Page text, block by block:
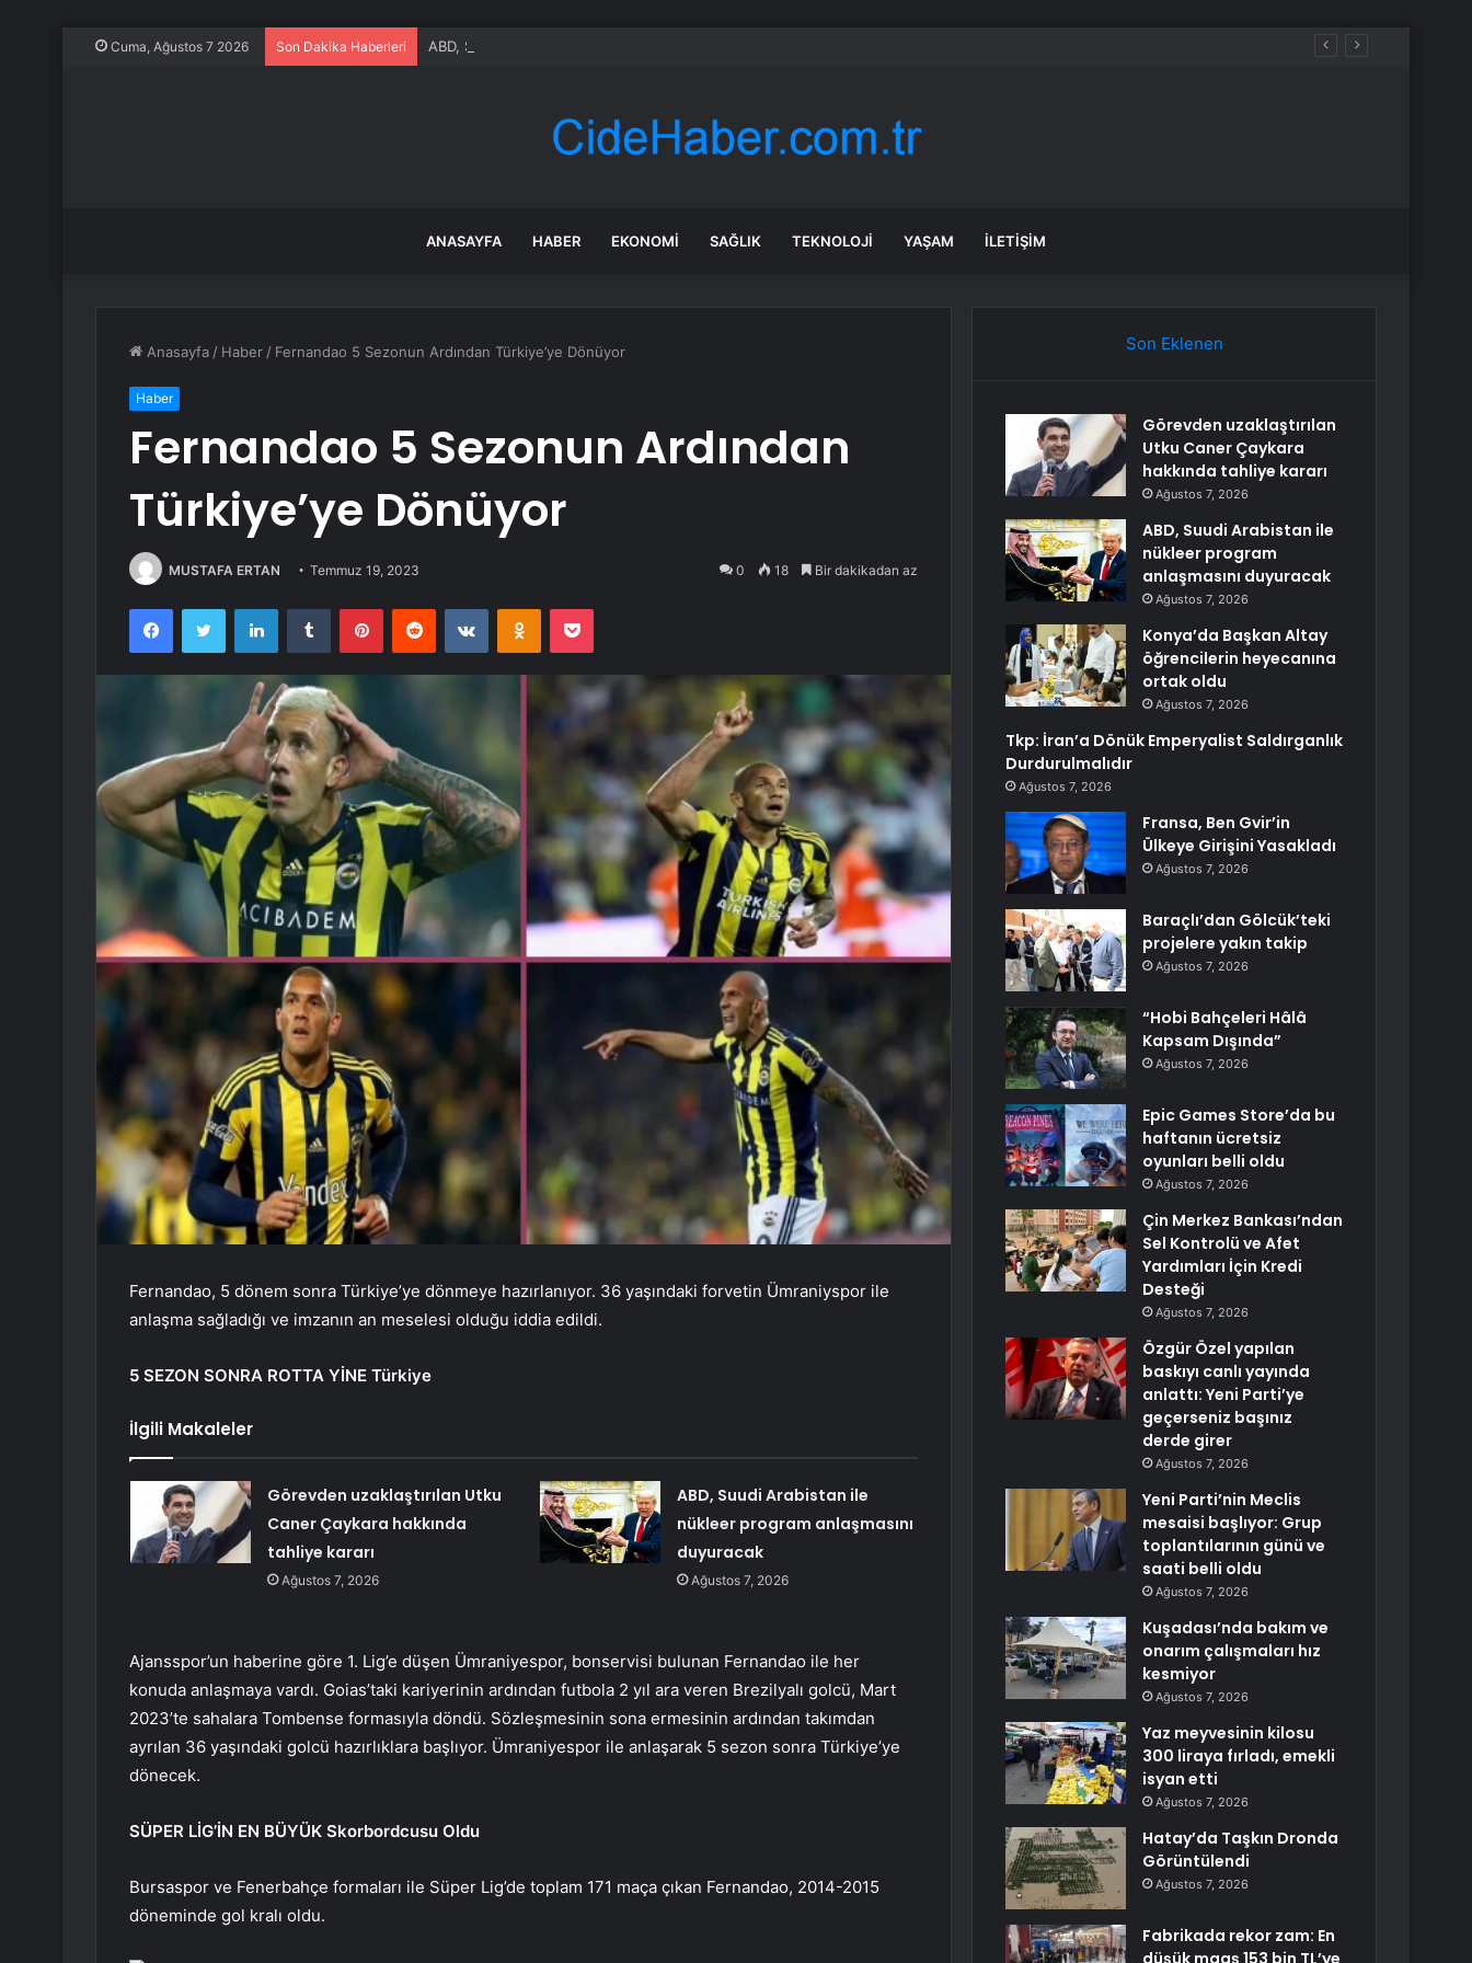
Cuma, Ağustos 7 2026 Son Dakika Haberleri ABD, Suudi Arabistan ile nükleer program anlaşmasını duyuracak
ANASAYFA HABER EKONOMI SAĞLIK TEKNOLOJI YAŞAM İLETIŞIM
Anasayfa / Haber / Fernandao 5 Sezonun Ardından Türkiye’ye Dönüyor
Haber
Fernandao 5 Sezonun Ardından
Türkiye’ye Dönüyor
MUSTAFA ERTAN Temmuz 19, 2023 0 18 Bir dakikadan az
FacebookTwitter LinkedInTumblr PinterestReddit VKontakteOdnoklassniki
Pocket
Fernandao, 5 dönem sonra Türkiye’ye dönmeye hazırlanıyor. 36 yaşındaki forvetin Ümraniyspor ile
anlaşma sağladığı ve imzanın an meselesi olduğu iddia edildi.
5 SEZON SONRA ROTTA YİNE Türkiye
İlgili Makaleler
Görevden uzaklaştırılan Utku
Caner Çaykara hakkında
tahliye kararı
Ağustos 7, 2026
ABD, Suudi Arabistan ile
nükleer program anlaşmasını
duyuracak
Ağustos 7, 2026
Ajansspor’un haberine göre 1. Lig’e düşen Ümraniyespor, bonservisi bulunan Fernandao ile her
konuda anlaşmaya vardı. Goias’taki kariyerinin ardından futbola 2 yıl ara veren Brezilyalı golcü, Mart
2023’te sahalara Tombense formasıyla döndü. Sözleşmesinin sona ermesinin ardından takımdan
ayrılan 36 yaşındaki golcü hazırlıklara başlıyor. Ümraniyespor ile anlaşarak 5 sezon sonra Türkiye’ye
dönecek.
SÜPER LİG’İN EN BÜYÜK Skorbordcusu Oldu
Bursaspor ve Fenerbahçe formaları ile Süper Lig’de toplam 171 maça çıkan Fernandao, 2014-2015
döneminde gol kralı oldu.
Son Eklenen
Görevden uzaklaştırılan
Utku Caner Çaykara
hakkında tahliye kararı
Ağustos 7, 2026
ABD, Suudi Arabistan ile
nükleer program
anlaşmasını duyuracak
Ağustos 7, 2026
Konya’da Başkan Altay
öğrencilerin heyecanına
ortak oldu
Ağustos 7, 2026
Tkp: İran’a Dönük Emperyalist Saldırganlık
Durdurulmalıdır
Ağustos 7, 2026
Fransa, Ben Gvir’in
Ülkeye Girişini Yasakladı
Ağustos 7, 2026
Baraçlı’dan Gölcük’teki
projelere yakın takip
Ağustos 7, 2026
“Hobi Bahçeleri Hâlâ
Kapsam Dışında”
Ağustos 7, 2026
Epic Games Store’da bu
haftanın ücretsiz
oyunları belli oldu
Ağustos 7, 2026
Çin Merkez Bankası’ndan
Sel Kontrolü ve Afet
Yardımları İçin Kredi
Desteği
Ağustos 7, 2026
Özgür Özel yapılan
baskıyı canlı yayında
anlattı: Yeni Parti’ye
geçerseniz başınız
derde girer
Ağustos 7, 2026
Yeni Parti’nin Meclis
mesaisi başlıyor: Grup
toplantılarının günü ve
saati belli oldu
Ağustos 7, 2026
Kuşadası’nda bakım ve
onarım çalışmaları hız
kesmiyor
Ağustos 7, 2026
Yaz meyvesinin kilosu
300 liraya fırladı, emekli
isyan etti
Ağustos 7, 2026
Hatay’da Taşkın Dronda
Görüntülendi
Ağustos 7, 2026
Fabrikada rekor zam: En
düşük maaş 153 bin TL’ye